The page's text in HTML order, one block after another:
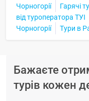
Чорногорії
Гарячі
від туроператора ТУІ
Чорногорії
Тури в
Бажаєте
турів кожен